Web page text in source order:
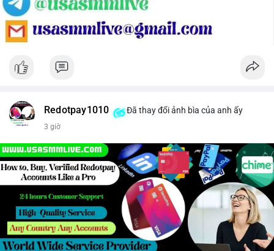
Redotpay1010 Đã thay đổi ảnh bìa của anh ấy
3 giờ